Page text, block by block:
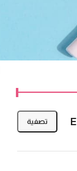
تصفية